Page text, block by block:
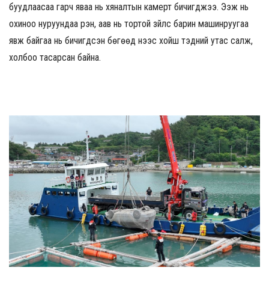
буудлаасаа гарч яваа нь хяналтын камерт бичигджээ. Ээж нь
охиноо нуруундаа үүрэн, аав нь тортой зүйлс барин машинруугаа
явж байгаа нь бичигдсэн бөгөөд үүнээс хойш тэдний утас салж,
холбоо тасарсан байна.